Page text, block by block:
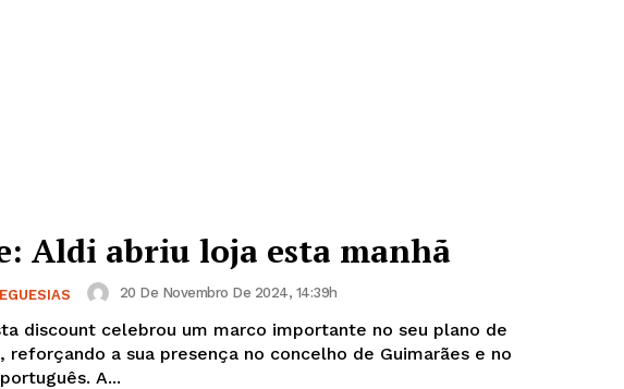
Aldi abriu loja esta manhã
20 De Novembro De 2024, 14:39h
discount celebrou um marco importante no seu plano de
reforçando a sua presença no concelho de Guimarães e no
mercado português. A...